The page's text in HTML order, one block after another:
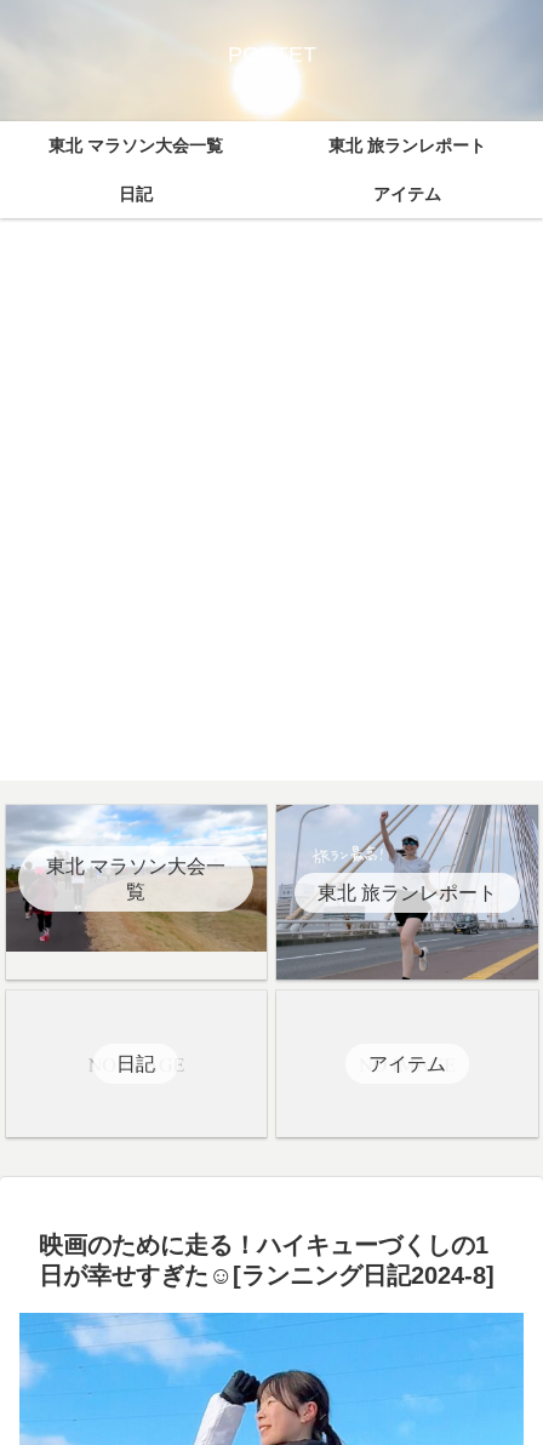
PONTET
東北 マラソン大会一覧 東北 旅ランレポート
日記 アイテム
東北 マラソン大会一
覧
東北 旅ランレポート
日記 アイテム
映画のために走る！ハイキューづくしの1
日が幸せすぎた☺️[ランニング日記2024-8]